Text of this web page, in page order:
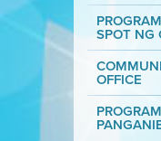
SPOT NG
OFFICE